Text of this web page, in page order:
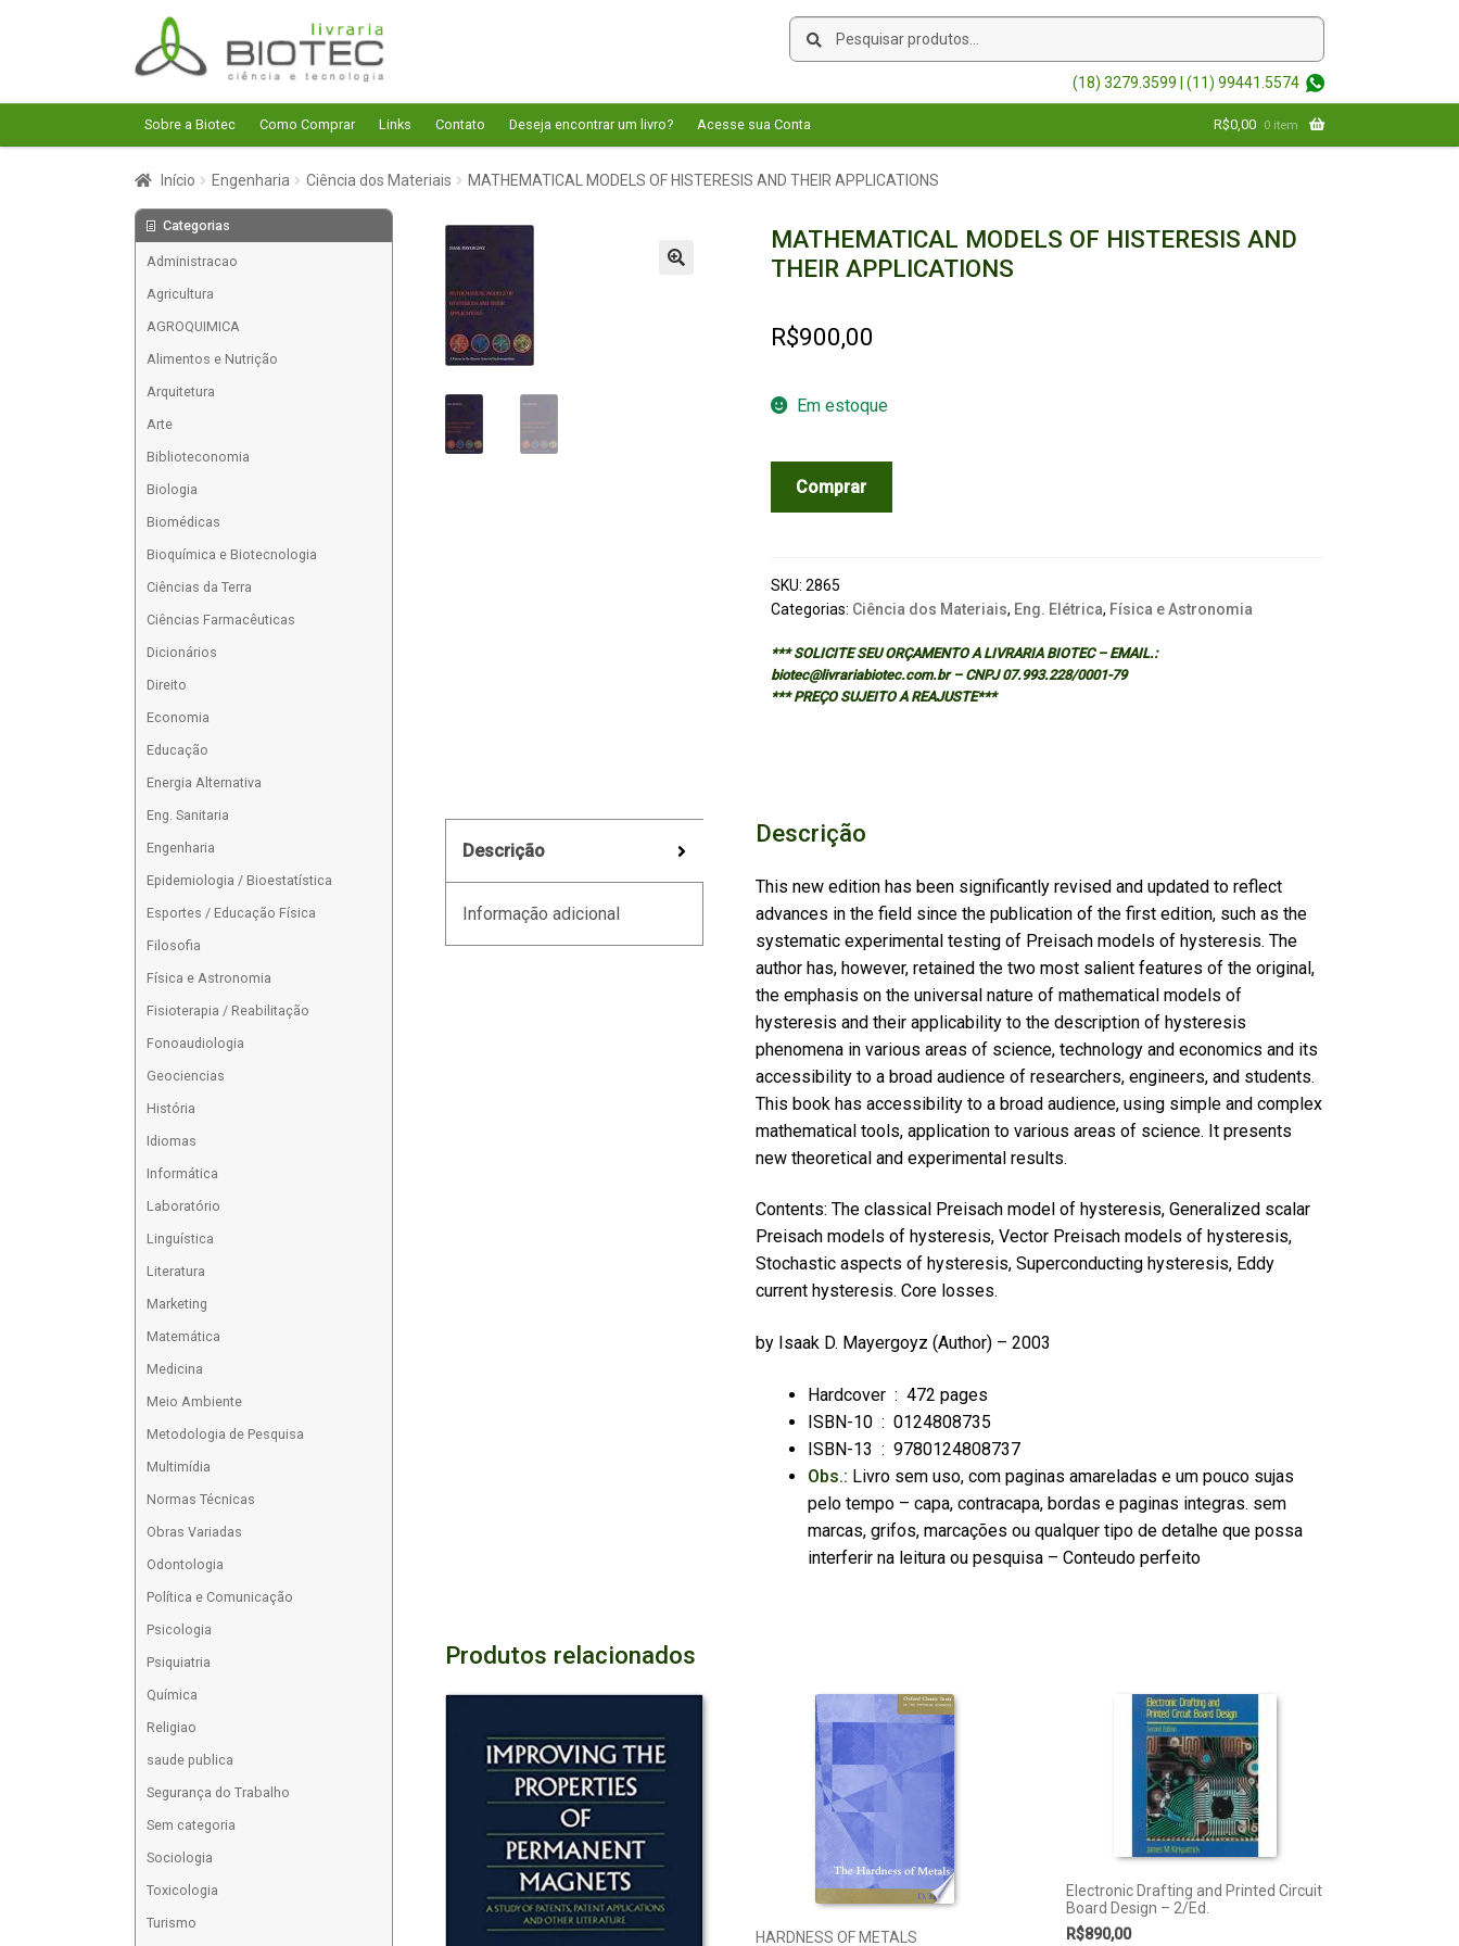
Pular
para
navegação
Pular
para
o
conteúdo
Pesquisar
Pesquisar
(18) 3279.3599 | (11) 99441.5574
Sobre a Biotec Como Comprar Links Contato Deseja encontrar um livro? Acesse sua Conta R$0,00 0 item
Início Engenharia Ciência dos Materiais MATHEMATICAL MODELS OF HISTERESIS AND THEIR APPLICATIONS
MATHEMATICAL MODELS OF HISTERESIS AND
THEIR APPLICATIONS
R$900,00
Em estoque
MODELS
AND
THEIR
quantidade
Comprar
SKU: 2865
Categorias: Ciência dos Materiais, Eng. Elétrica, Física e Astronomia
*** SOLICITE SEU ORÇAMENTO A LIVRARIA BIOTEC – EMAIL.:
biotec@livrariabiotec.com.br – CNPJ 07.993.228/0001-79
*** PREÇO SUJEITO A REAJUSTE***
Descrição
Informação adicional
Descrição
This new edition has been significantly revised and updated to reflect
advances in the field since the publication of the first edition, such as the
systematic experimental testing of Preisach models of hysteresis. The
author has, however, retained the two most salient features of the original,
the emphasis on the universal nature of mathematical models of
hysteresis and their applicability to the description of hysteresis
phenomena in various areas of science, technology and economics and its
accessibility to a broad audience of researchers, engineers, and students.
This book has accessibility to a broad audience, using simple and complex
mathematical tools, application to various areas of science. It presents
new theoretical and experimental results.
Contents: The classical Preisach model of hysteresis, Generalized scalar
Preisach models of hysteresis, Vector Preisach models of hysteresis,
Stochastic aspects of hysteresis, Superconducting hysteresis, Eddy
current hysteresis. Core losses.
by Isaak D. Mayergoyz (Author) – 2003
Hardcover ‏ : ‎ 472 pages
ISBN-10 ‏ : ‎ 0124808735
ISBN-13 ‏ : ‎ 9780124808737
Obs.: Livro sem uso, com paginas amareladas e um pouco sujas
pelo tempo – capa, contracapa, bordas e paginas integras. sem
marcas, grifos, marcações ou qualquer tipo de detalhe que possa
interferir na leitura ou pesquisa – Conteudo perfeito
Produtos relacionados
HARDNESS OF METALS
Electronic Drafting and Printed Circuit
Board Design – 2/Ed.
R$890,00
Categorias
Administracao
Agricultura
AGROQUIMICA
Alimentos e Nutrição
Arquitetura
Arte
Biblioteconomia
Biologia
Biomédicas
Bioquímica e Biotecnologia
Ciências da Terra
Ciências Farmacêuticas
Dicionários
Direito
Economia
Educação
Energia Alternativa
Eng. Sanitaria
Engenharia
Epidemiologia / Bioestatística
Esportes / Educação Física
Filosofia
Física e Astronomia
Fisioterapia / Reabilitação
Fonoaudiologia
Geociencias
História
Idiomas
Informática
Laboratório
Linguística
Literatura
Marketing
Matemática
Medicina
Meio Ambiente
Metodologia de Pesquisa
Multimídia
Normas Técnicas
Obras Variadas
Odontologia
Política e Comunicação
Psicologia
Psiquiatria
Química
Religiao
saude publica
Segurança do Trabalho
Sem categoria
Sociologia
Toxicologia
Turismo